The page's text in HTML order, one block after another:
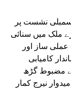
نشست پر
ملک میں سنائی
ساز اور
کامیابی
مضبوط گڑھ
نیرج کمار